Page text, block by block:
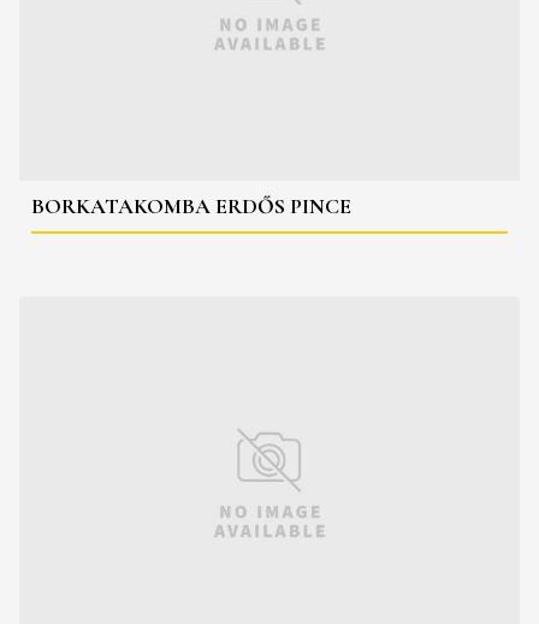
BORKATAKOMBA ERDŐS PINCE